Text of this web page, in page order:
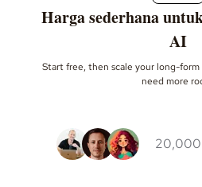
Harga sederhana
AI
Start free, then scale your long-
need more